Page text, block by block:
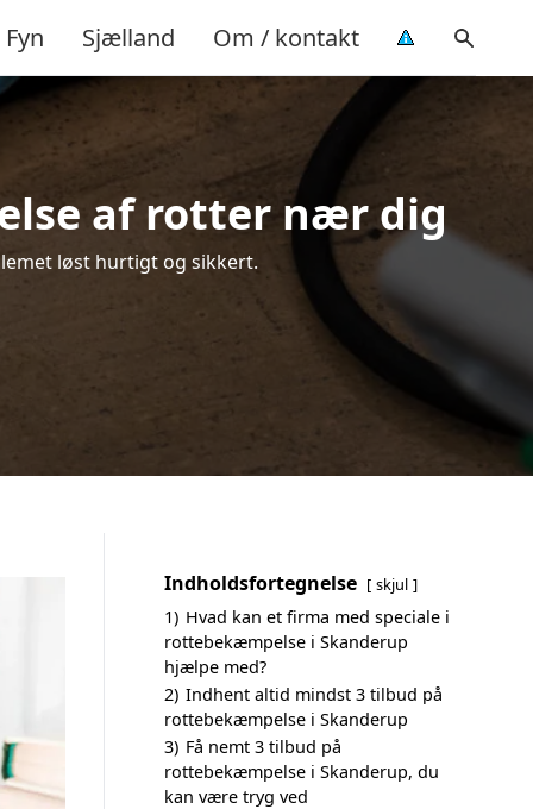
Fyn Sjælland Om / kontakt
af rotter nær dig
løst hurtigt og sikkert.
Indholdsfortegnelse skjul
1) Hvad kan et firma med speciale i
rottebekæmpelse i Skanderup
hjælpe med?
2) Indhent altid mindst 3 tilbud på
rottebekæmpelse i Skanderup
3) Få nemt 3 tilbud på
rottebekæmpelse i Skanderup, du
kan være tryg ved